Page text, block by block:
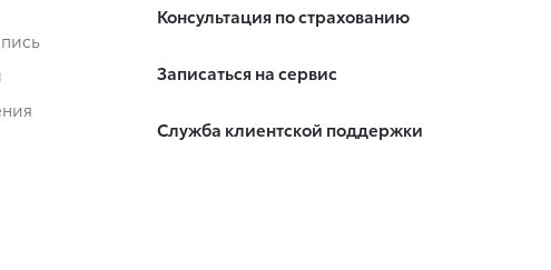
Консультация по страхованию
Записаться на сервис
Служба клиентской поддержки